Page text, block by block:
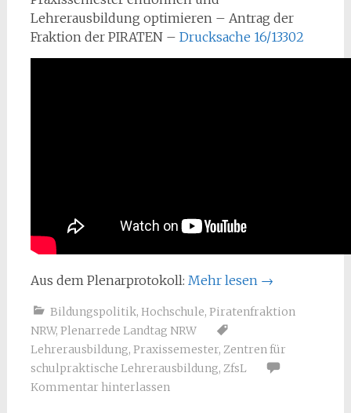
Lehrerausbildung optimieren – Antrag der
Fraktion der PIRATEN – Drucksache 16/13302
Aus dem Plenarprotokoll: Mehr lesen →
Bildungspolitik, Hochschule, Piratenfraktion
NRW, Plenarrede Landtag NRW
Lehrerausbildung, Praxissemester, Zentren für
schulpraktische Lehrerausbildung, ZfsL
Kommentar hinterlassen